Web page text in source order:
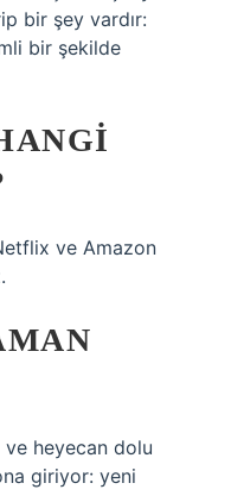
bir şey vardır:
bir şekilde
ve Amazon
ve heyecan dolu
giriyor: yeni